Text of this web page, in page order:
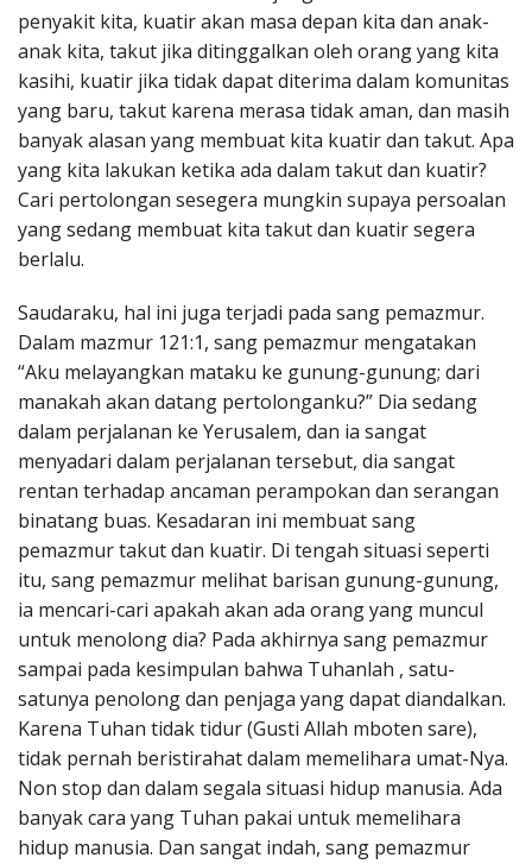
penyakit kita, kuatir akan masa depan kita dan anak-
anak kita, takut jika ditinggalkan oleh orang yang kita
kasihi, kuatir jika tidak dapat diterima dalam komunitas
yang baru, takut karena merasa tidak aman, dan masih
banyak alasan yang membuat kita kuatir dan takut. Apa
yang kita lakukan ketika ada dalam takut dan kuatir?
Cari pertolongan sesegera mungkin supaya persoalan
yang sedang membuat kita takut dan kuatir segera
berlalu.
Saudaraku, hal ini juga terjadi pada sang pemazmur.
Dalam mazmur 121:1, sang pemazmur mengatakan
“Aku melayangkan mataku ke gunung-gunung; dari
manakah akan datang pertolonganku?” Dia sedang
dalam perjalanan ke Yerusalem, dan ia sangat
menyadari dalam perjalanan tersebut, dia sangat
rentan terhadap ancaman perampokan dan serangan
binatang buas. Kesadaran ini membuat sang
pemazmur takut dan kuatir. Di tengah situasi seperti
itu, sang pemazmur melihat barisan gunung-gunung,
ia mencari-cari apakah akan ada orang yang muncul
untuk menolong dia? Pada akhirnya sang pemazmur
sampai pada kesimpulan bahwa Tuhanlah , satu-
satunya penolong dan penjaga yang dapat diandalkan.
Karena Tuhan tidak tidur (Gusti Allah mboten sare),
tidak pernah beristirahat dalam memelihara umat-Nya.
Non stop dan dalam segala situasi hidup manusia. Ada
banyak cara yang Tuhan pakai untuk memelihara
hidup manusia. Dan sangat indah, sang pemazmur